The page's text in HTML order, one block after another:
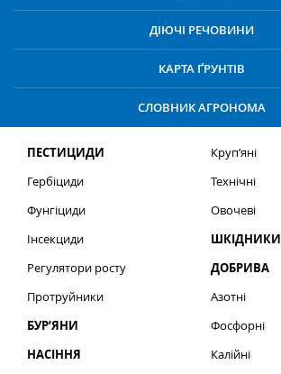
ДІЮЧІ РЕЧОВИНИ
КАРТА ҐРУНТІВ
СЛОВНИК АГРОНОМА
ПЕСТИЦИДИ
Гербіциди
Фунгіциди
Інсекциди
Регулятори росту
Протруйники
БУР’ЯНИ
НАСІННЯ
Круп’яні
Технічні
Овочеві
ШКІДНИКИ
ДОБРИВА
Азотні
Фосфорні
Калійні